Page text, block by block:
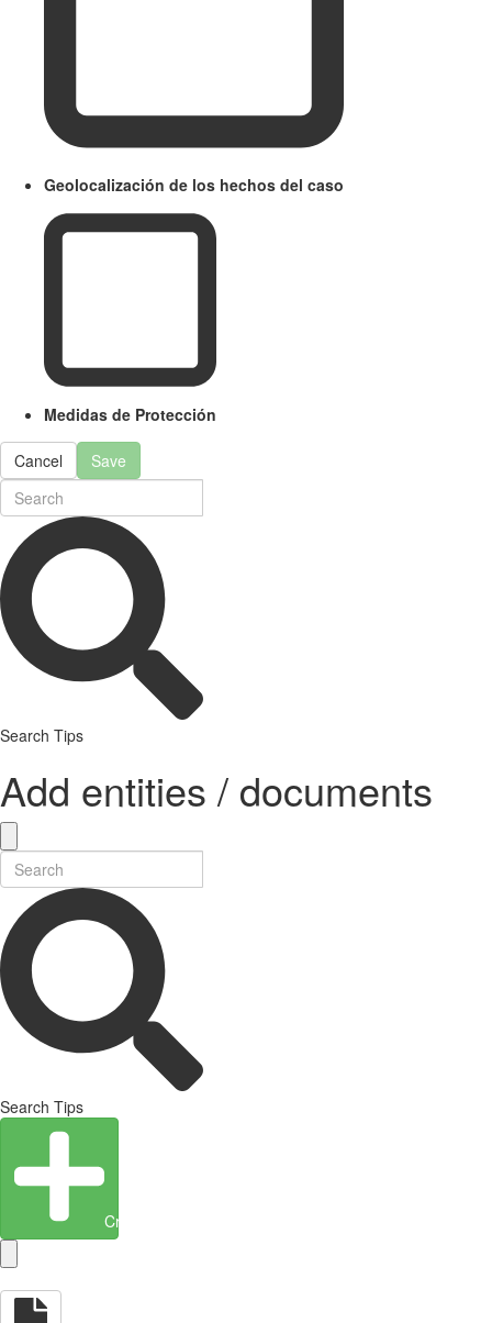
Geolocalización de los hechos del caso
Medidas de Protección
Cancel Save
Search Tips
Add entities / documents
Search Tips
Create Entity